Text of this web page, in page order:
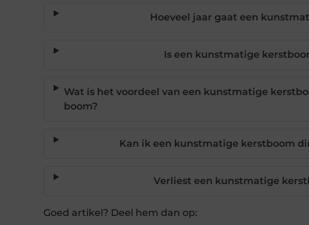
Hoeveel jaar gaat een
Is een kunstmatige
Wat is het voordeel van een kunstmatige
boom?
Kan ik een kunstmatige kerstboom
Verliest een kunstmatige
Goed artikel? Deel hem dan op: